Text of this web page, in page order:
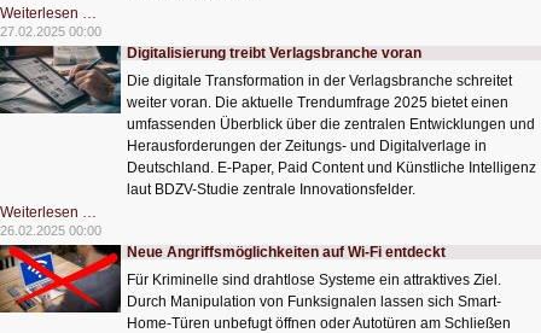
Weiterlesen …
und
Virtual
Reality
für
dezentrale
Prozessüberwachung
27.02.2025 00:00
Digitalisierung treibt Verlagsbranche voran
Die digitale Transformation in der Verlagsbranche schreitet
weiter voran. Die aktuelle Trendumfrage 2025 bietet einen
umfassenden Überblick über die zentralen Entwicklungen und
Herausforderungen der Zeitungs- und Digitalverlage in
Deutschland. E-Paper, Paid Content und Künstliche Intelligenz
laut BDZV-Studie zentrale Innovationsfelder.
Weiterlesen …
treibt
Verlagsbranche
voran
26.02.2025 00:00
Neue Angriffsmöglichkeiten auf Wi-Fi entdeckt
Für Kriminelle sind drahtlose Systeme ein attraktives Ziel.
Durch Manipulation von Funksignalen lassen sich Smart-
Home-Türen unbefugt öffnen oder Autotüren am Schließen